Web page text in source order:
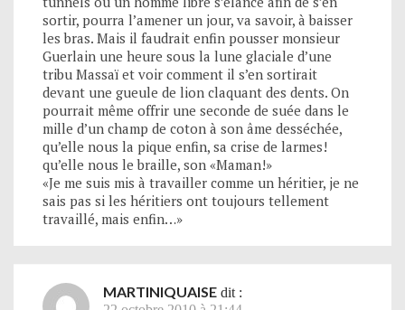
sortir, pourra l’amener un jour, va savoir, à baisser
les bras. Mais il faudrait enfin pousser monsieur
Guerlain une heure sous la lune glaciale d’une
tribu Massaï et voir comment il s’en sortirait
devant une gueule de lion claquant des dents. On
pourrait même offrir une seconde de suée dans le
mille d’un champ de coton à son âme desséchée,
qu’elle nous la pique enfin, sa crise de larmes!
qu’elle nous le braille, son «Maman!»
«Je me suis mis à travailler comme un héritier, je ne
sais pas si les héritiers ont toujours tellement
travaillé, mais enfin…»
MARTINIQUAISE dit :